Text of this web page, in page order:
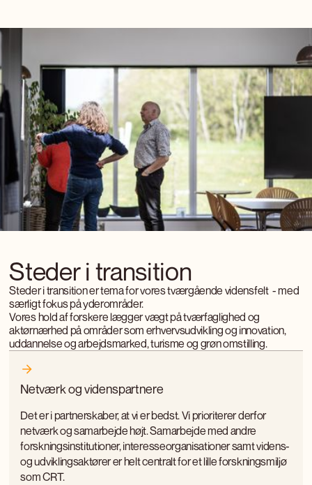
Steder i transition
Steder i transition er tema for vores tværgående vidensfelt - med
særligt fokus på yderområder.
Vores hold af forskere lægger vægt på tværfaglighed og
aktørnærhed på områder som erhvervsudvikling og innovation,
uddannelse og arbejdsmarked, turisme og grøn omstilling.
Netværk og videnspartnere
Det er i partnerskaber, at vi er bedst. Vi prioriterer derfor
netværk og samarbejde højt. Samarbejde med andre
forskningsinstitutioner, interesseorganisationer samt videns-
og udviklingsaktører er helt centralt for et lille forskningsmiljø
som CRT.